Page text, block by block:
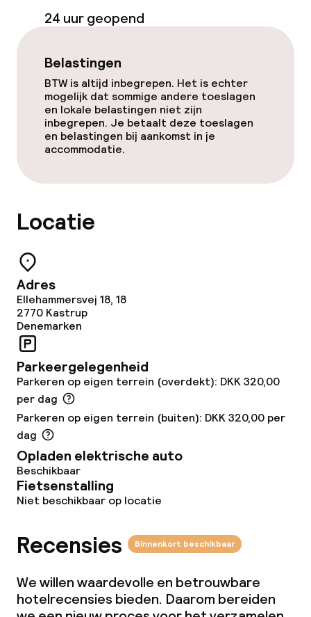
Gratis wifi
Eet- en drinkgelegenheden
Bar
Eet- en drinkdiensten
Diner à la carte
Dieetopties
Vegetarische opties
Schoonmaakvoorzieningen
Wasfaciliteiten (wasmachine)
Wasservice
Zakelijke faciliteiten
Vergaderruimte
Beleid
24 uur geopend
Belastingen
BTW is altijd inbegrepen. Het is echter
mogelijk dat sommige andere toeslagen
en lokale belastingen niet zijn
inbegrepen. Je betaalt deze toeslagen
en belastingen bij aankomst in je
accommodatie.
Locatie
Adres
Ellehammersvej 18, 18
2770 Kastrup
Denemarken
Parkeergelegenheid
Parkeren op eigen terrein (overdekt): DKK 320,00
per dag
Parkeren op eigen terrein (buiten): DKK 320,00 per
dag
Opladen elektrische auto
Beschikbaar
Fietsenstalling
Niet beschikbaar op locatie
Recensies Binnenkort beschikbaar
We willen waardevolle en betrouwbare
hotelrecensies bieden. Daarom bereiden